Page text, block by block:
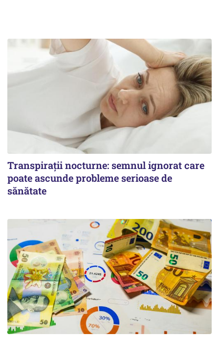
Transpirații nocturne: semnul ignorat care
poate ascunde probleme serioase de
sănătate